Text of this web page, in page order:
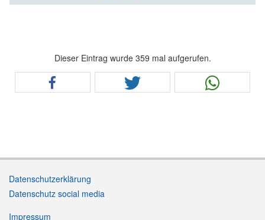
Dieser Eintrag wurde 359 mal aufgerufen.
Datenschutzerklärung
Datenschutz social media
Impressum